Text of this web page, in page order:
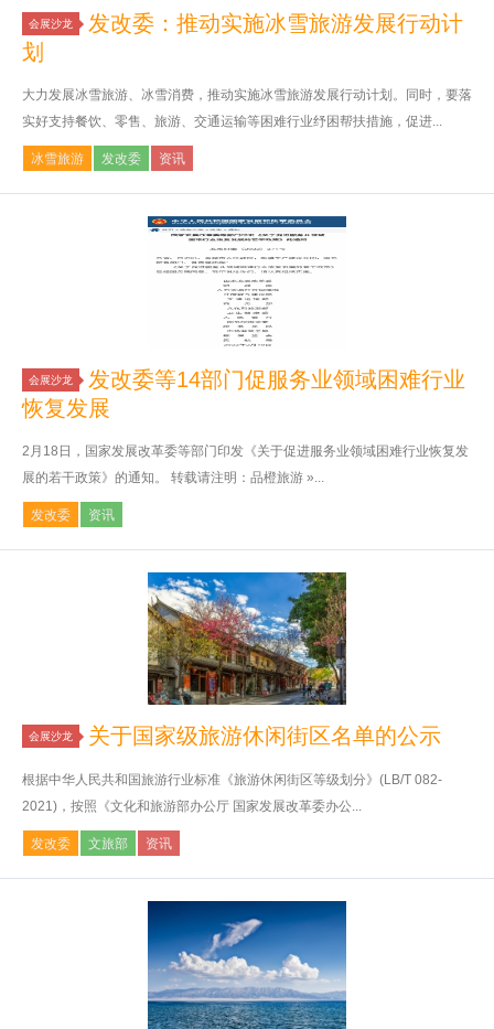
会展沙龙
发改委：推动实施冰雪旅游发展行动计
划
大力发展冰雪旅游、冰雪消费，推动实施冰雪旅游发展行动计划。同时，要落
实好支持餐饮、零售、旅游、交通运输等困难行业纾困帮扶措施，促进...
冰雪旅游 发改委 资讯
会展沙龙
发改委等14部门促服务业领域困难行业
恢复发展
2月18日，国家发展改革委等部门印发《关于促进服务业领域困难行业恢复发
展的若干政策》的通知。 转载请注明：品橙旅游 »...
发改委 资讯
会展沙龙 关于国家级旅游休闲街区名单的公示
根据中华人民共和国旅游行业标准《旅游休闲街区等级划分》(LB/T 082-
2021)，按照《文化和旅游部办公厅 国家发展改革委办公...
发改委 文旅部 资讯